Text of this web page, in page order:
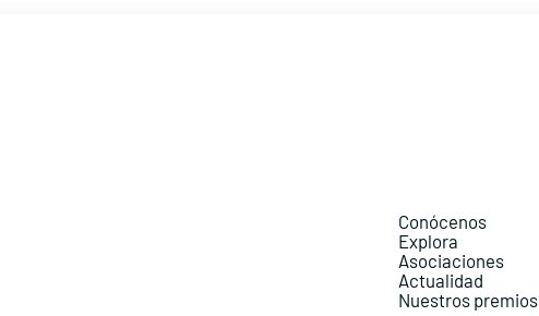
Conócenos
Explora
Asociaciones
Actualidad
Nuestros premios